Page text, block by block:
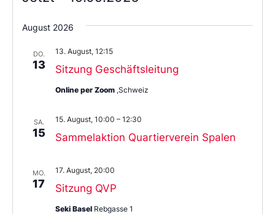
Sie
das
aus.
August 2026
DO.
13 Sitzung Geschäftsleitung
13. August, 12:15
Online per Zoom ,Schweiz
SA.
15 Sammelaktion Quartierverein Spalen
15. August, 10:00 – 12:30
MO.
17 Sitzung QVP
17. August, 20:00
Seki Basel Rebgasse 1